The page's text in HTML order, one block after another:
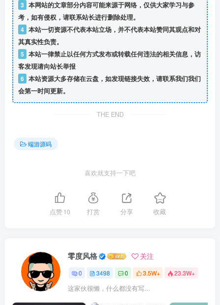
3 本网站的文章部分内容可能来源于网络，仅供大家学习与参
考，如有侵权，请联系站长进行删除处理。
4 本站一切资源不代表本站立场，并不代表本站赞同其观点和对
其真实性负责。
5 本站一律禁止以任何方式发布或转载任何违法的相关信息，访
客发现请向站长举报
6 本站资源大多存储在云盘，如发现链接失效，请联系我们我们
会第一时间更新。
THE END
端游源码
喜欢就支持一下吧
点赞10 打赏 分享 收藏
零度风格 关注
0 3498 0 3.5W+ 23.3W+
这家伙很懒，什么都没有写...